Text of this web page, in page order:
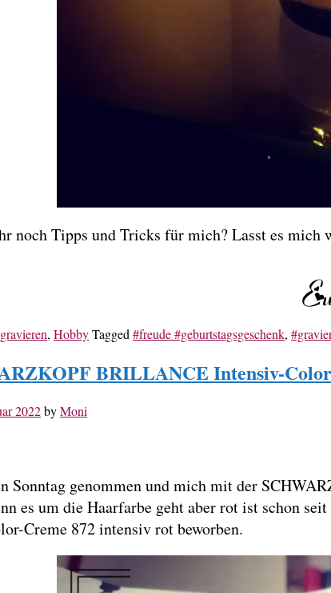
noch Tipps und Tricks für mich? Lasst es mich
gravieren, HobbyTagged#freude #geburtstagsgeschenk,
BRILLANCE Intensiv-
2022byMoni
Sonntag genommen und mich mit der
es um die Haarfarbe geht aber rot ist schon
Creme 872 intensiv rot beworben.